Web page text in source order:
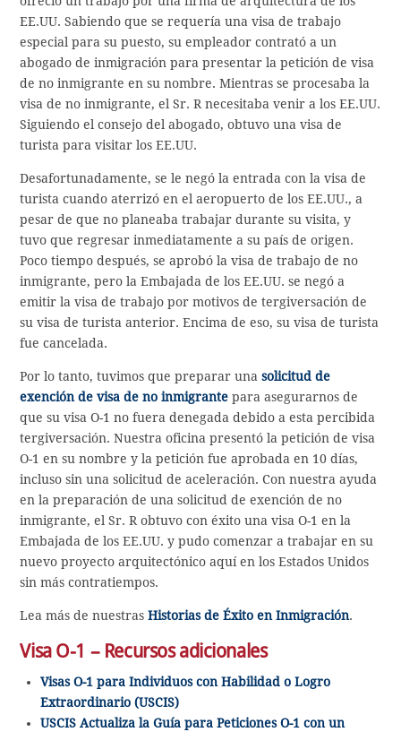
EE.UU. Sabiendo que se requería una visa de trabajo
especial para su puesto, su empleador contrató a un
abogado de inmigración para presentar la petición de visa
de no inmigrante en su nombre. Mientras se procesaba la
visa de no inmigrante, el Sr. R necesitaba venir a los EE.UU.
Siguiendo el consejo del abogado, obtuvo una visa de
turista para visitar los EE.UU.
Desafortunadamente, se le negó la entrada con la visa de
turista cuando aterrizó en el aeropuerto de los EE.UU., a
pesar de que no planeaba trabajar durante su visita, y
tuvo que regresar inmediatamente a su país de origen.
Poco tiempo después, se aprobó la visa de trabajo de no
inmigrante, pero la Embajada de los EE.UU. se negó a
emitir la visa de trabajo por motivos de tergiversación de
su visa de turista anterior. Encima de eso, su visa de turista
fue cancelada.
Por lo tanto, tuvimos que preparar unasolicitud de
exención de visa de no inmigrante para asegurarnos de
que su visa O-1 no fuera denegada debido a esta percibida
tergiversación. Nuestra oficina presentó la petición de visa
O-1 en su nombre y la petición fue aprobada en 10 días,
incluso sin una solicitud de aceleración. Con nuestra ayuda
en la preparación de una solicitud de exención de no
inmigrante, el Sr. R obtuvo con éxito una visa O-1 en la
Embajada de los EE.UU. y pudo comenzar a trabajar en su
nuevo proyecto arquitectónico aquí en los Estados Unidos
sin más contratiempos.
Lea más de nuestrasHistorias de Éxito en Inmigración.
Visa O-1 – Recursos adicionales
Visas O-1 para Individuos con Habilidad o Logro
Extraordinario (USCIS)
USCIS Actualiza la Guía para Peticiones O-1 con un